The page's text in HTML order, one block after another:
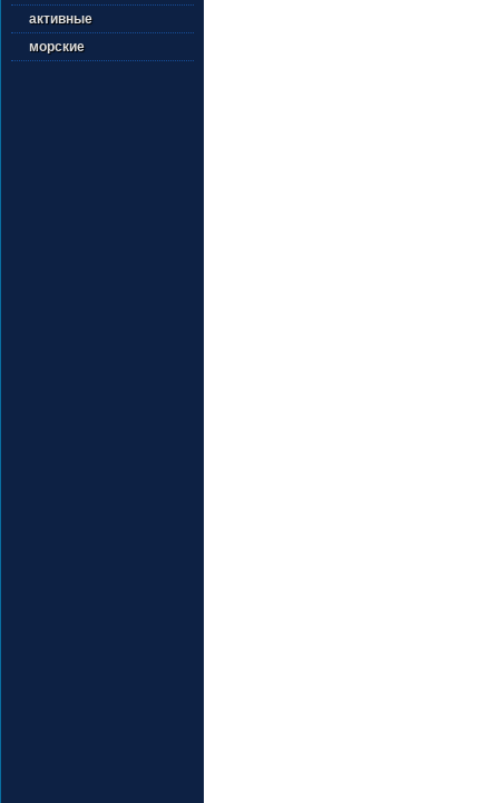
активные
морские